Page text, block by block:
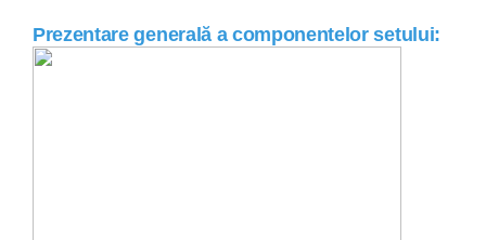
Prezentare generală a componentelor setului: